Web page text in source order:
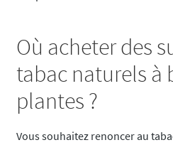
Où acheter des
tabac naturels à
plantes ?
Vous souhaitez renoncer au